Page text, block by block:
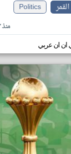
Politics
منذ ٣ أشهر
ان عربي